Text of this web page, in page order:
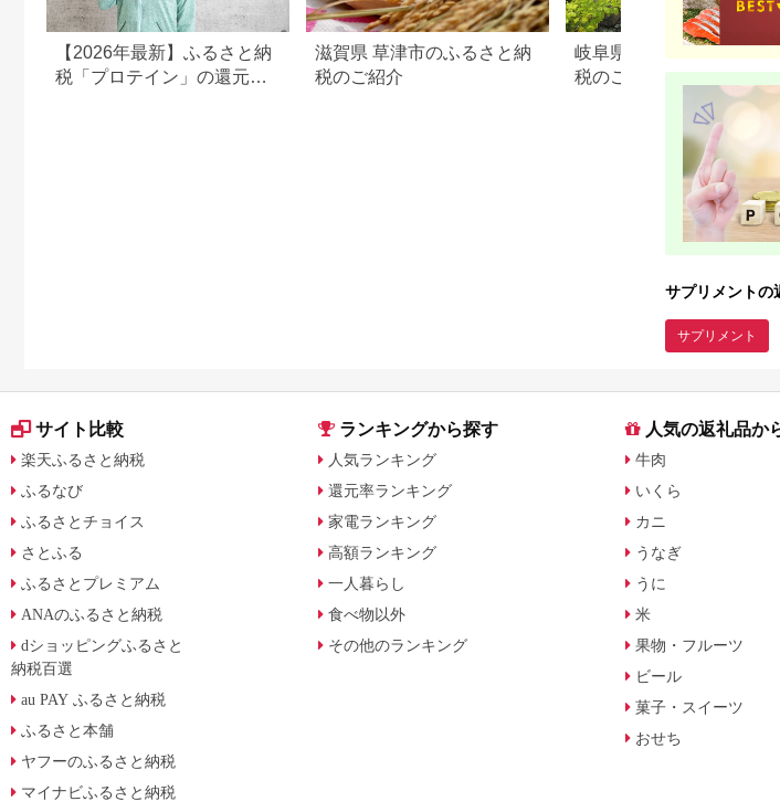
【2026年最新】ふるさと納
税「プロテイン」の還元率
滋賀県 草津市のふるさと納
税のご紹介
岐阜県池田町のふるさと納
税のご紹介
サプリメントの
サプリメント
サイト比較
楽天ふるさと納税
ふるなび
ふるさとチョイス
さとふる
ふるさとプレミアム
ANAのふるさと納税
dショッピングふるさと
納税百選
au PAY ふるさと納税
ふるさと本舗
ヤフーのふるさと納税
マイナビふるさと納税
ランキングから探す
人気ランキング
還元率ランキング
家電ランキング
高額ランキング
一人暮らし
食べ物以外
その他のランキング
人気の返礼品か
牛肉
いくら
カニ
うなぎ
うに
米
果物・フルーツ
ビール
菓子・スイーツ
おせち